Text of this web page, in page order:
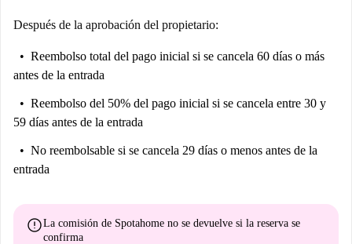
Después de la aprobación del propietario:
Reembolso total del pago inicial si se cancela 60 días o más
antes de la entrada
Reembolso del 50% del pago inicial si se cancela entre 30 y
59 días antes de la entrada
No reembolsable si se cancela 29 días o menos antes de la
entrada
errorLa comisión de Spotahome no se devuelve si la reserva se
confirma